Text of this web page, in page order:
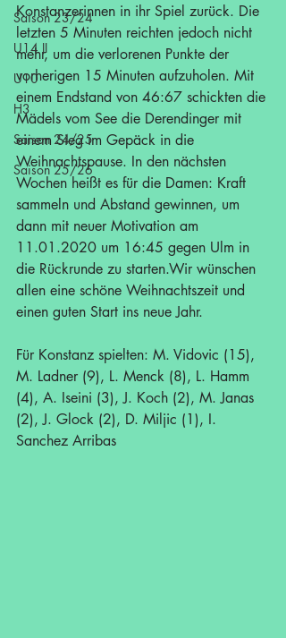
Saison 23/24
U14 II
U10
H3
Saison 24/25
Saison 25/26
Konstanzerinnen in ihr Spiel zurück. Die
letzten 5 Minuten reichten jedoch nicht
mehr, um die verlorenen Punkte der
vorherigen 15 Minuten aufzuholen. Mit
einem Endstand von 46:67 schickten die
Mädels vom See die Derendinger mit
einem Sieg im Gepäck in die
Weihnachtspause. In den nächsten
Wochen heißt es für die Damen: Kraft
sammeln und Abstand gewinnen, um
dann mit neuer Motivation am
11.01.2020 um 16:45 gegen Ulm in
die Rückrunde zu starten.Wir wünschen
allen eine schöne Weihnachtszeit und
einen guten Start ins neue Jahr.
Für Konstanz spielten: M. Vidovic (15),
M. Ladner (9), L. Menck (8), L. Hamm
(4), A. Iseini (3), J. Koch (2), M. Janas
(2), J. Glock (2), D. Miljic (1), I.
Sanchez Arribas